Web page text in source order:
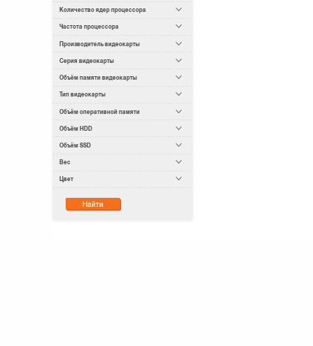
Количество ядер процессора
Частота процессора
Производитель видеокарты
Серия видеокарты
Объём памяти видеокарты
Тип видеокарты
Объём оперативной памяти
Объём HDD
Объём SSD
Вес
Цвет
Найти